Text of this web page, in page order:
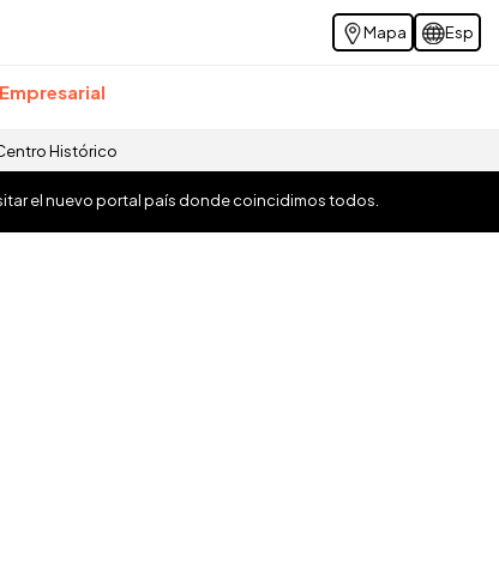
Mapa Esp
Histórico
el nuevo portal país donde coincidimos todos.